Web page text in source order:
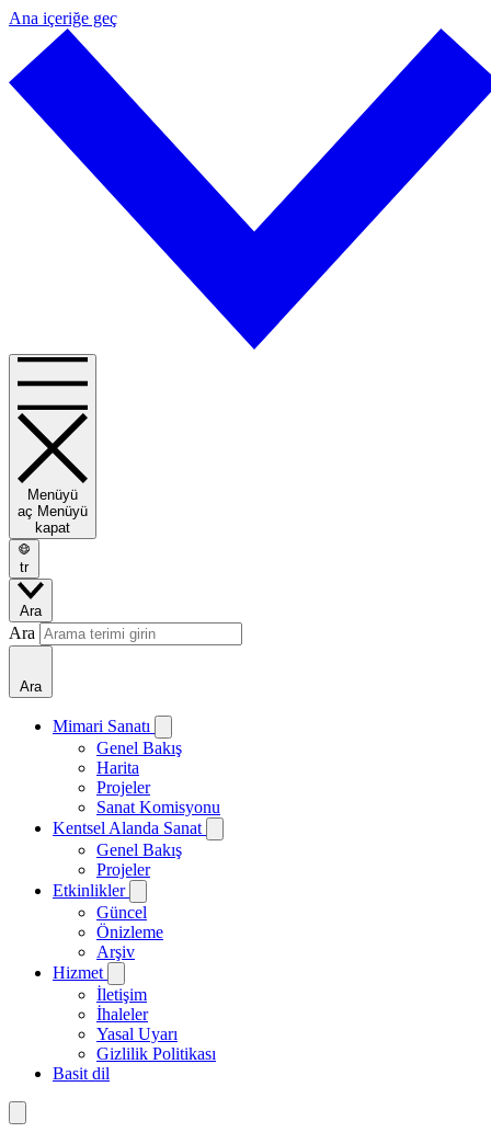
Ana içeriğe geç
Menüyü
aç Menüyü
kapat
tr
Ara
Ara
Ara
Mimari Sanatı
Genel Bakış
Harita
Projeler
Sanat Komisyonu
Kentsel Alanda Sanat
Genel Bakış
Projeler
Etkinlikler
Güncel
Önizleme
Arşiv
Hizmet
İletişim
İhaleler
Yasal Uyarı
Gizlilik Politikası
Basit dil